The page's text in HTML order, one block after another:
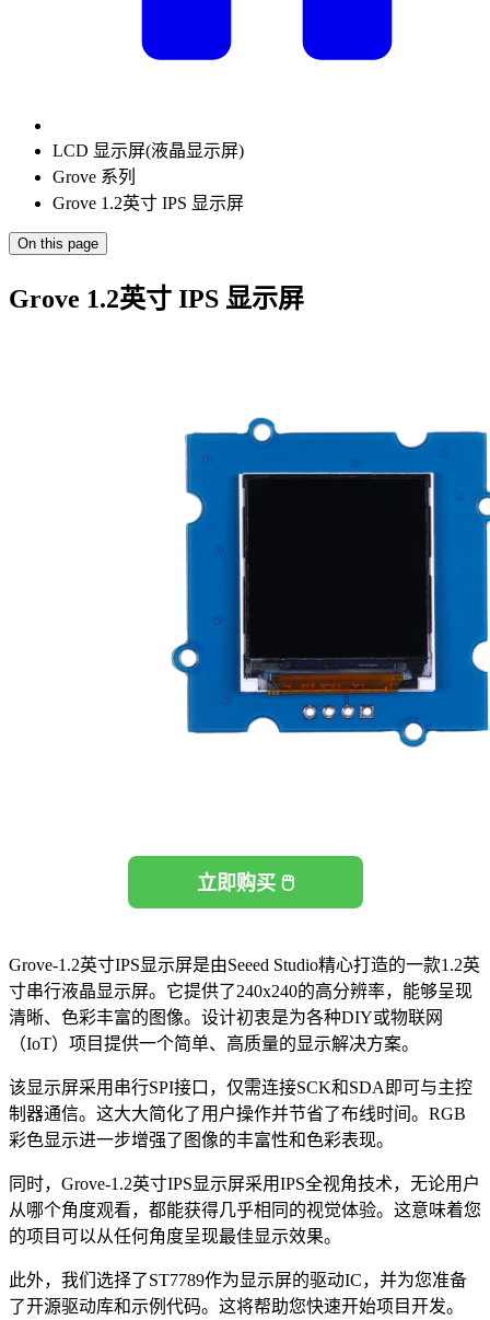
LCD 显示屏(液晶显示屏)
Grove 系列
Grove 1.2英寸 IPS 显示屏
On this page
Grove 1.2英寸 IPS 显示屏
立即购买 🖱️
Grove-1.2英寸IPS显示屏是由Seeed Studio精心打造的一款1.2英
寸串行液晶显示屏。它提供了240x240的高分辨率，能够呈现
清晰、色彩丰富的图像。设计初衷是为各种DIY或物联网
（IoT）项目提供一个简单、高质量的显示解决方案。
该显示屏采用串行SPI接口，仅需连接SCK和SDA即可与主控
制器通信。这大大简化了用户操作并节省了布线时间。RGB
彩色显示进一步增强了图像的丰富性和色彩表现。
同时，Grove-1.2英寸IPS显示屏采用IPS全视角技术，无论用户
从哪个角度观看，都能获得几乎相同的视觉体验。这意味着您
的项目可以从任何角度呈现最佳显示效果。
此外，我们选择了ST7789作为显示屏的驱动IC，并为您准备
了开源驱动库和示例代码。这将帮助您快速开始项目开发。